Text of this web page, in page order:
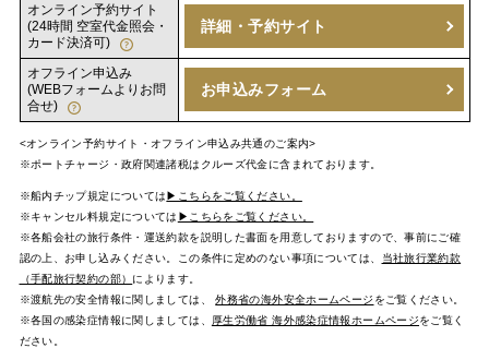
オンライン予約サイト
(24時間 空室代金照会・
カード決済可)
詳細・予約サイト
オフライン申込み
(WEBフォームよりお問
合せ)
お申込みフォーム
<オンライン予約サイト・オフライン申込み共通のご案内>
※ポートチャージ・政府関連諸税はクルーズ代金に含まれております。
※船内チップ規定については▶こちらをご覧ください。
※キャンセル料規定については ▶こちらをご覧ください。
※各船会社の旅行条件・運送約款を説明した書面を用意しておりますので、事前にご確
認の上、お申し込みください。この条件に定めのない事項については、
当社旅行業約款
（手配旅行契約の部） によります。
※渡航先の安全情報に関しましては、外務省の海外安全ホームページ をご覧ください。
※各国の感染症情報に関しましては、
厚生労働省 海外感染症情報ホームページをご覧く
ださい。